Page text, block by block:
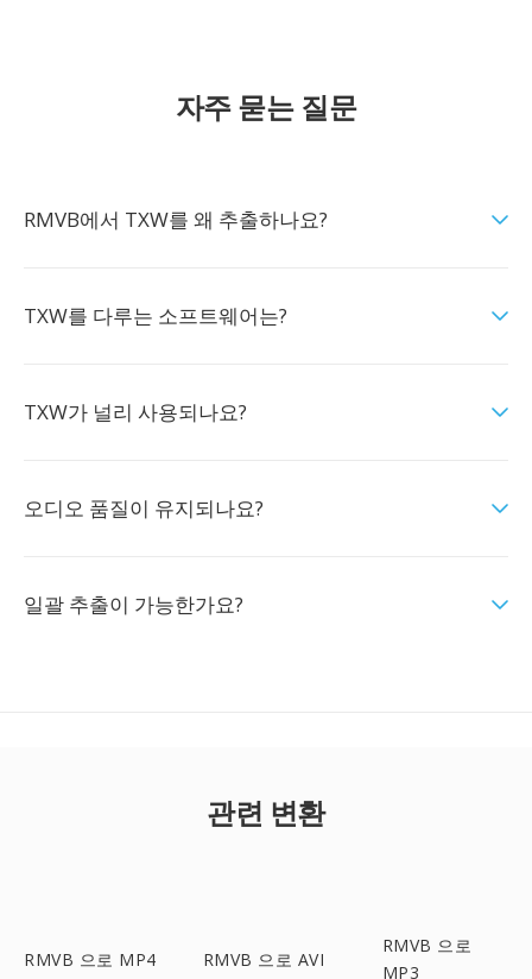
자주 묻는 질문
RMVB에서 TXW를 왜 추출하나요?
TXW를 다루는 소프트웨어는?
TXW가 널리 사용되나요?
오디오 품질이 유지되나요?
일괄 추출이 가능한가요?
관련 변환
RMVB 으로 MP4 RMVB 으로 AVI
RMVB 으로
MP3